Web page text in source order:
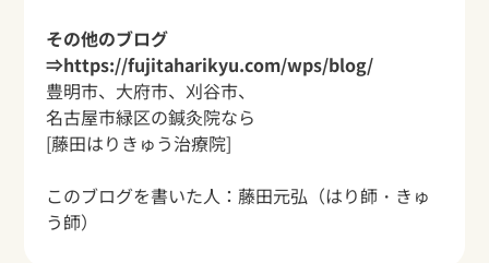
その他のブログ
⇒https://fujitaharikyu.com/wps/blog/
豊明市、大府市、刈谷市、
名古屋市緑区の鍼灸院なら
[藤田はりきゅう治療院]
このブログを書いた人： 藤田元弘 （はり師・きゅ
う師）